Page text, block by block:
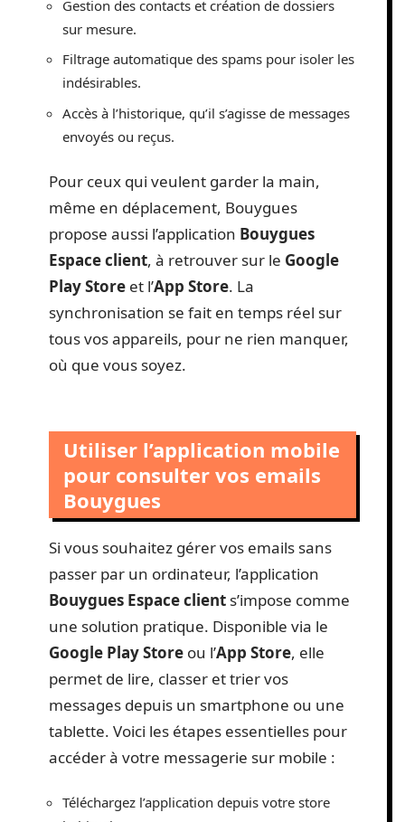
Gestion des contacts et création de dossiers
sur mesure.
Filtrage automatique des spams pour isoler les
indésirables.
Accès à l’historique, qu’il s’agisse de messages
envoyés ou reçus.
Pour ceux qui veulent garder la main,
même en déplacement, Bouygues
propose aussi l’application Bouygues
Espace client, à retrouver sur le Google
Play Store et l’App Store. La
synchronisation se fait en temps réel sur
tous vos appareils, pour ne rien manquer,
où que vous soyez.
Utiliser l’application mobile
pour consulter vos emails
Bouygues
Si vous souhaitez gérer vos emails sans
passer par un ordinateur, l’application
Bouygues Espace client s’impose comme
une solution pratique. Disponible via le
Google Play Store ou l’App Store, elle
permet de lire, classer et trier vos
messages depuis un smartphone ou une
tablette. Voici les étapes essentielles pour
accéder à votre messagerie sur mobile :
Téléchargez l’application depuis votre store